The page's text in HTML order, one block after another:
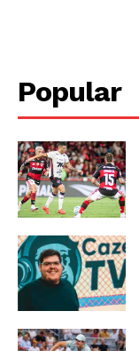
Popular